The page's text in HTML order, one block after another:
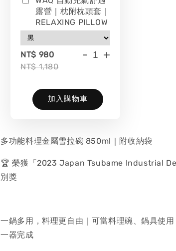
露營｜枕附枕頭套｜
RELAXING PILLOW
NT$ 980
NT$ 1,180
- +
加入購物車
多功能料理金屬雪拉碗 850ml｜附收納袋
🏆 榮獲「2023 Japan Tsubame Industrial
別獎
一鍋多用，料理更自由｜可當料理碗、鍋具使用
一器完成